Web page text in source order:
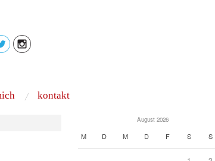
kontakt
August 2026
M D M D F S S